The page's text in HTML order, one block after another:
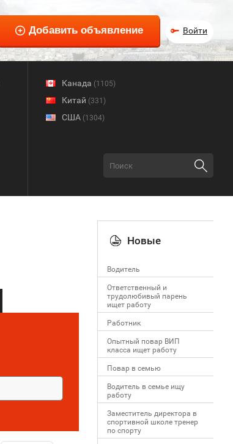
Войти
Канада (1105)
Китай (331)
США (1304)
Новые
Водитель
Ответственный и
трудолюбивый парень
ищет работу
Работник
Опытный повар ВИП
класса ищет работу
Повар в семью
Водитель в семье ищу
работу
Заместитель директора в
спортивной школе тренер
по спорту